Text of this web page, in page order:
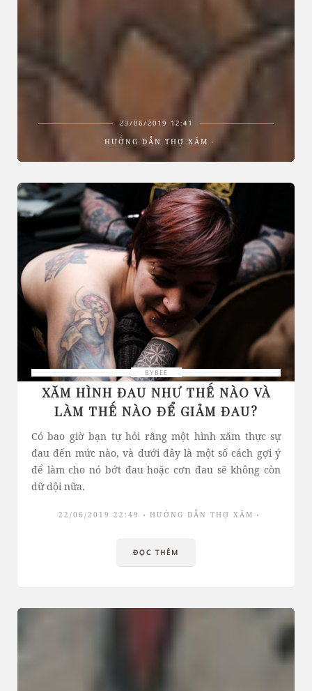
23/06/2019 12:41
HƯỚNG DẪN THỢ XĂM
BYBEE
XĂM HÌNH ĐAU NHƯ THẾ NÀO VÀ
LÀM THẾ NÀO ĐỂ GIẢM ĐAU?
Có bao giờ bạn tự hỏi rằng một hình xăm thực sự
đau đến mức nào, và dưới đây là một số cách gợi ý
để làm cho nó bớt đau hoặc cơn đau sẽ không còn
dữ dội nữa.
22/06/2019 22:49 HƯỚNG DẪN THỢ XĂM
ĐỌC THÊM